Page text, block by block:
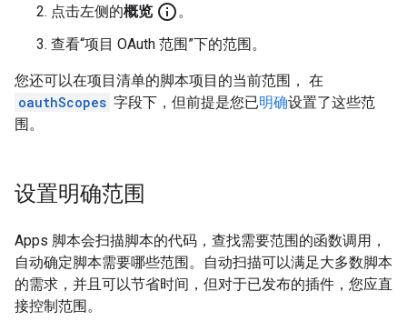
点击左侧的概览 info_outline。
查看“项目 OAuth 范围”下的范围。
您还可以在项目清单的脚本项目的当前范围， 在
oauthScopes 字段下，但前提是您已明确设置了这些范
围。
设置明确范围
Apps 脚本会扫描脚本的代码，查找需要范围的函数调用，
自动确定脚本需要哪些范围。自动扫描可以满足大多数脚本
的需求，并且可以节省时间，但对于已发布的插件，您应直
接控制范围。